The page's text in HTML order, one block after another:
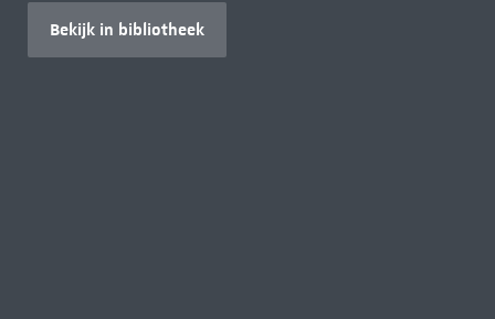
Bekijk in bibliotheek